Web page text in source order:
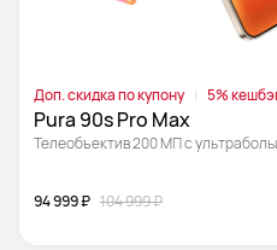
Доп. скидка по купону 5%
Pura 90s Pro Max
Телеобъектив 200 МП с
94 999 ₽ 104 999 ₽